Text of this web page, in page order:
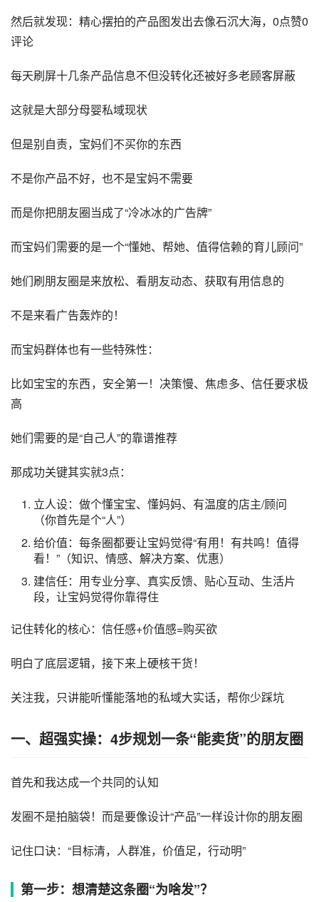
然后就发现：精心摆拍的产品图发出去像石沉大海，0点赞0
评论
每天刷屏十几条产品信息不但没转化还被好多老顾客屏蔽
这就是大部分母婴私域现状
但是别自责，宝妈们不买你的东西
不是你产品不好，也不是宝妈不需要
而是你把朋友圈当成了“冷冰冰的广告牌”
而宝妈们需要的是一个“懂她、帮她、值得信赖的育儿顾问”
她们刷朋友圈是来放松、看朋友动态、获取有用信息的
不是来看广告轰炸的！
而宝妈群体也有一些特殊性：
比如宝宝的东西，安全第一！决策慢、焦虑多、信任要求极
高
她们需要的是“自己人”的靠谱推荐
那成功关键其实就3点：
立人设：做个懂宝宝、懂妈妈、有温度的店主/顾问
（你首先是个“人”）
给价值：每条圈都要让宝妈觉得“有用！有共鸣！值得
看！”（知识、情感、解决方案、优惠）
建信任：用专业分享、真实反馈、贴心互动、生活片
段，让宝妈觉得你靠得住
记住转化的核心：信任感+价值感=购买欲
明白了底层逻辑，接下来上硬核干货！
关注我，只讲能听懂能落地的私域大实话，帮你少踩坑
一、超强实操：4步规划一条“能卖货”的朋友圈
首先和我达成一个共同的认知
发圈不是拍脑袋！而是要像设计“产品”一样设计你的朋友圈
记住口诀：“目标清，人群准，价值足，行动明”
第一步：想清楚这条圈“为啥发”？